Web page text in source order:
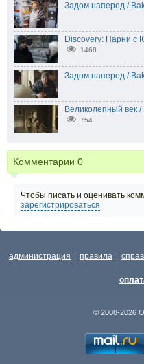
Задом наперед /
Discovery: Парни с
1468
Задом наперед /
Великолепный век
754
Комментарии 0
Чтобы писать и оценивать
зарегистрироваться
администрация | правила |
© 2008-2026